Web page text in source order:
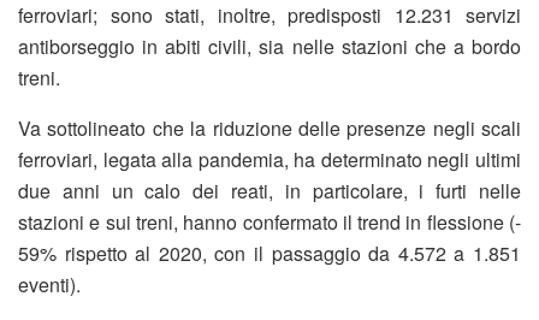
ferroviari; sono stati, inoltre, predisposti 12.231 servizi
antiborseggio in abiti civili, sia nelle stazioni che a bordo
treni.
Va sottolineato che la riduzione delle presenze negli scali
ferroviari, legata alla pandemia, ha determinato negli ultimi
due anni un calo dei reati, in particolare, i furti nelle
stazioni e sui treni, hanno confermato il trend in flessione (-
59% rispetto al 2020, con il passaggio da 4.572 a 1.851
eventi).